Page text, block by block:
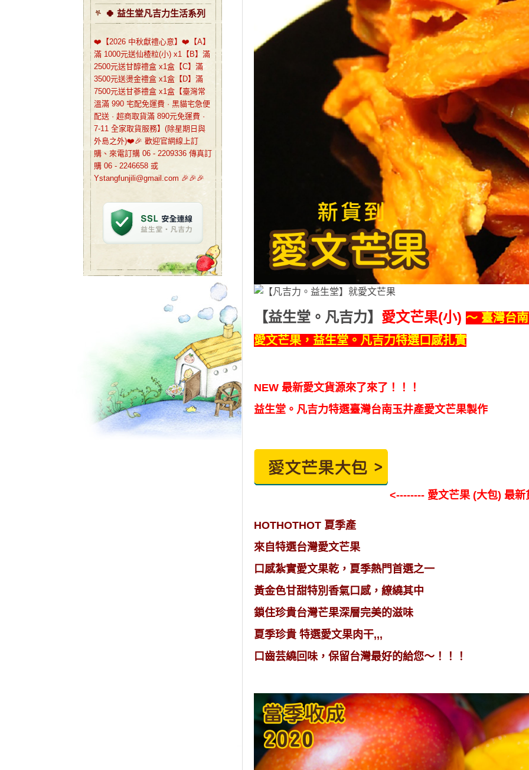
🍀 益生堂凡吉力生活系列
❤️【2026 中秋獻禮心意】❤️【A】
滿 1000元送仙楂粒(小) x1【B】滿
2500元送甘醇禮盒 x1盒【C】滿
3500元送燙金禮盒 x1盒【D】滿
7500元送甘蔘禮盒 x1盒【臺灣常
溫滿 990 宅配免運費 · 黑貓宅急便
配送 · 超商取貨滿 890元免運費 ·
7-11 全家取貨服務】(除星期日與
外島之外)❤️🎉 歡迎官網線上訂
購、來電訂購 06 - 2209336 傳真訂
購 06 - 2246658 或
Ystangfunjili@gmail.com 🎉🎉🎉
【益生堂。凡吉力】 愛文芒果(小) ～ 臺灣台
愛文芒果，益生堂。凡吉力特選口感扎實
NEW 最新愛文貨源來了來了！！！
益生堂。凡吉力特選臺灣台南玉井產愛文芒果製作
<-------- 愛文芒果 (大包) 最新
HOTHOTHOT 夏季產
來自特選台灣愛文芒果
口感紮實愛文果乾，夏季熱門首選之一
黃金色甘甜特別香氣口感，繚繞其中
鎖住珍貴台灣芒果深層完美的滋味
夏季珍貴 特選愛文果肉干,,,
口齒芸繞回味，保留台灣最好的給您～！！！